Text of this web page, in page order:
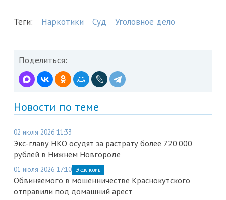
Теги: Наркотики Суд Уголовное дело
Поделиться:
Новости по теме
02 июля 2026 11:33
Экс-главу НКО осудят за растрату более 720 000
рублей в Нижнем Новгороде
01 июля 2026 17:10 Эксклюзив
Обвиняемого в мошенничестве Краснокутского
отправили под домашний арест